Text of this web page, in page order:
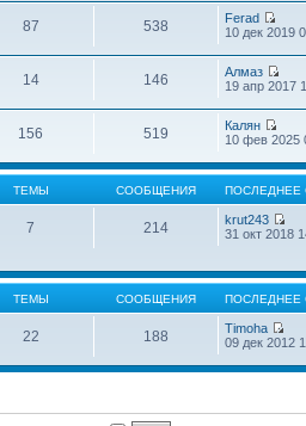
87 538
Ferad
10 дек 2019
14 146
Алмаз
19 апр 2017
156 519
Калян
10 фев 2025
ТЕМЫ СООБЩЕНИЯ ПОСЛЕДНЕЕ
7 214
krut243
31 окт 2018
ТЕМЫ СООБЩЕНИЯ ПОСЛЕДНЕЕ
22 188
Timoha
09 дек 2012